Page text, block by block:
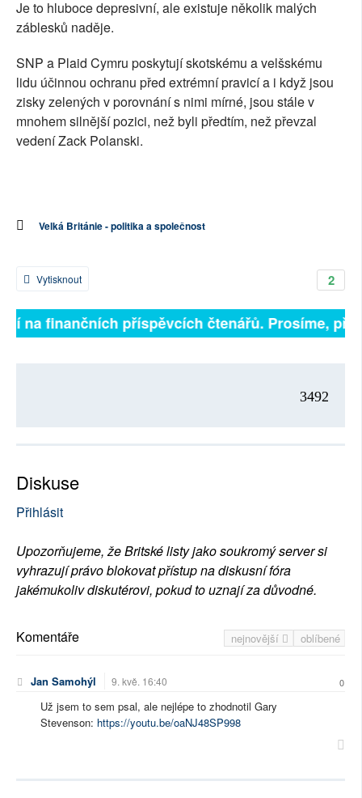
Je to hluboce depresivní, ale existuje několik malých
záblesků naděje.
SNP a Plaid Cymru poskytují skotskému a velšskému
lidu účinnou ochranu před extrémní pravicí a i když jsou
zisky zelených v porovnání s nimi mírné, jsou stále v
mnohem silnější pozici, než byli předtím, než převzal
vedení Zack Polanski.
Velká Británie - politika a společnost
2
Vytisknout
finančních příspěvcích čtenářů. Prosíme,
3492
Diskuse
Přihlásit
Upozorňujeme, že Britské listy jako soukromý server si
vyhrazují právo blokovat přístup na diskusní fóra
jakémukoliv diskutérovi, pokud to uznají za důvodné.
nejnovější oblíbené
Komentáře
Jan Samohýl 9. kvě. 16:40 0
Už jsem to sem psal, ale nejlépe to zhodnotil Gary
Stevenson: https://youtu.be/oaNJ48SP998